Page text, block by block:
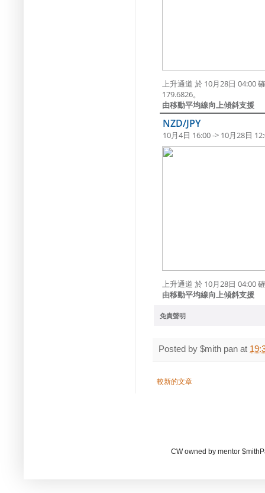
上升通道 於 10月28日 04:00
179.6826。
由移動平均線向上傾斜支援
NZD/JPY
10月4日 16:00 -> 10月28日
上升通道 於 10月28日 04:00
由移動平均線向上傾斜支援
免責聲明
Posted by $mith pan at
較新的文章
CW owned by mentor